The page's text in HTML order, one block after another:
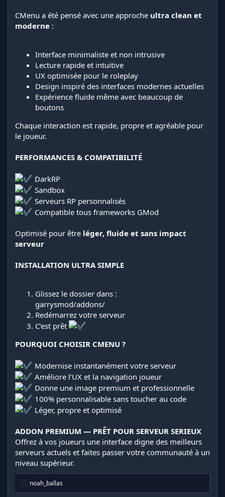
CMenu a été pensé avec une approche ultra clean et
moderne :
Interface minimaliste et non intrusive
Lecture rapide et intuitive
UX optimisée pour le roleplay
Design inspiré des interfaces modernes actuelles
Expérience fluide même avec beaucoup de
boutons
Chaque interaction est rapide, propre et agréable pour
le joueur.
PERFORMANCES & COMPATIBILITÉ
DarkRP
Sandbox
Serveurs RP personnalisés
Compatible tous frameworks GMod
Optimisé pour être léger, fluide et sans impact
serveur
INSTALLATION ULTRA SIMPLE
Glissez le dossier dans :
garrysmod/addons/
Redémarrez votre serveur
C’est prêt
POURQUOI CHOISIR CMENU ?
Modernise instantanément votre serveur
Améliore l’UX et la navigation joueur
Donne une image premium et professionnelle
100% personnalisable sans toucher au code
Léger, propre et optimisé
ADDON PREMIUM — PRÊT POUR SERVEUR SERIEUX
Offrez à vos joueurs une interface digne des meilleurs
serveurs actuels et faites passer votre communauté à un
niveau supérieur.
R
noah_ballas